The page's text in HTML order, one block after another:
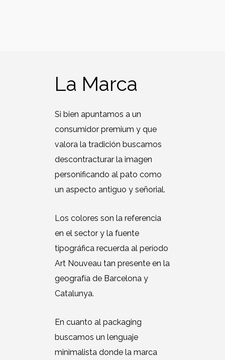
La Marca
Si bien apuntamos a un
consumidor premium y que
valora la tradición buscamos
descontracturar la imagen
personificando al pato como
un aspecto antiguo y señorial.
Los colores son la referencia
en el sector y la fuente
tipográfica recuerda al período
Art Nouveau tan presente en la
geografía de Barcelona y
Catalunya.
En cuanto al packaging
buscamos un lenguaje
minimalista donde la marca